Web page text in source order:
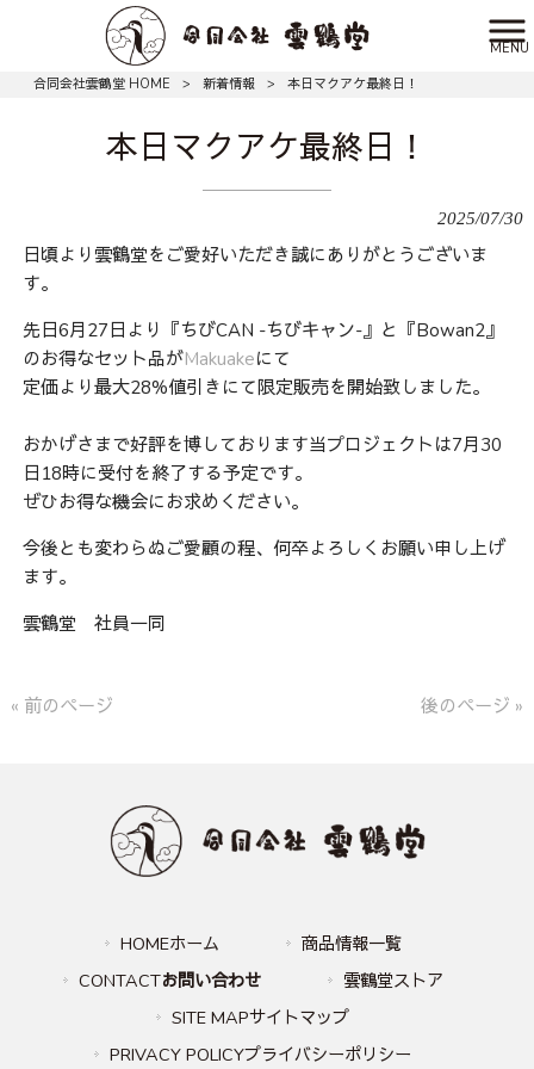
MENU
合同会社雲鶴堂 HOME > 新着情報 > 本日マクアケ最終日！
本日マクアケ最終日！
2025/07/30
日頃より雲鶴堂をご愛好いただき誠にありがとうございま
す。
先日6月27日より『ちびCAN -ちびキャン-』と『Bowan2』
のお得なセット品がMakuakeにて
定価より最大28%値引きにて限定販売を開始致しました。
おかげさまで好評を博しております当プロジェクトは7月30
日18時に受付を終了する予定です。
ぜひお得な機会にお求めください。
今後とも変わらぬご愛顧の程、何卒よろしくお願い申し上げ
ます。
雲鶴堂 社員一同
« 前のページ 後のページ »
HOMEホーム
商品情報一覧
CONTACTお問い合わせ
雲鶴堂ストア
SITE MAPサイトマップ
PRIVACY POLICYプライバシーポリシー